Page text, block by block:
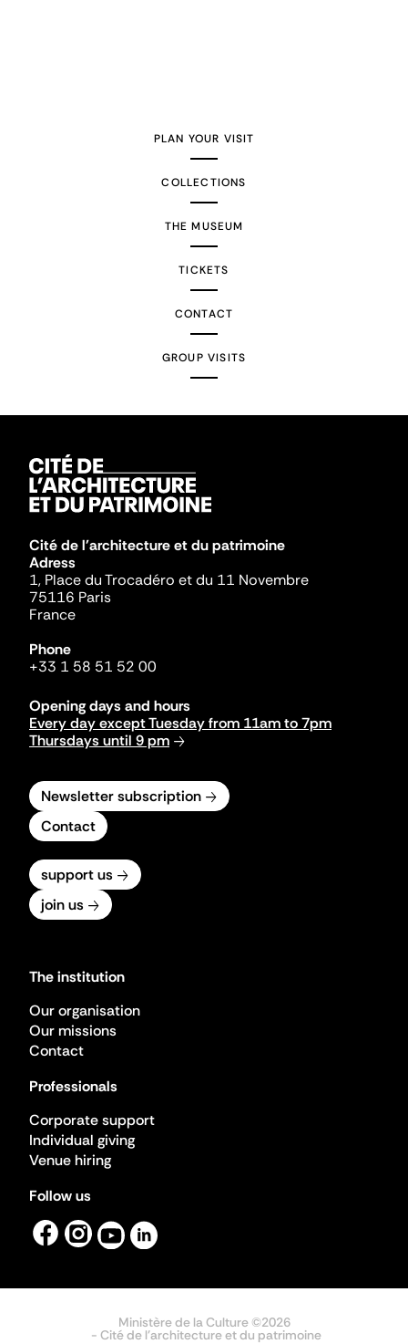
PLAN YOUR VISIT
COLLECTIONS
THE MUSEUM
TICKETS
CONTACT
GROUP VISITS
Cité de l'architecture et du patrimoine
Adress
1, Place du Trocadéro et du 11 Novembre
75116 Paris
France
Phone
+33 1 58 51 52 00
Opening days and hours
Every day except Tuesday from 11am to 7pm
Thursdays until 9 pm
Newsletter subscription
Contact
support us
join us
The institution
Our organisation
Our missions
Contact
Professionals
Corporate support
Individual giving
Venue hiring
Follow us
Ministère de la Culture ©2026
- Cité de l'architecture et du patrimoine